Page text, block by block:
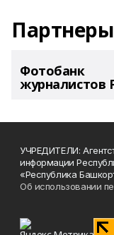
Партнеры
Фотобанк
журналистов
УЧРЕДИТЕЛИ:
информации
«Республика
Об использовании